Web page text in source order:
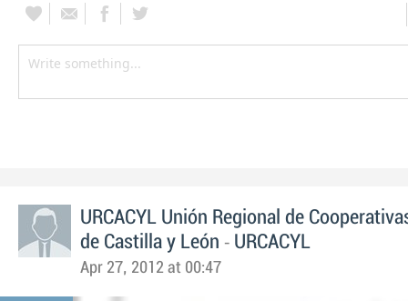
URCACYL Unión Regional de
de Castilla y León - URCACYL
Apr 27, 2012 at 00:47